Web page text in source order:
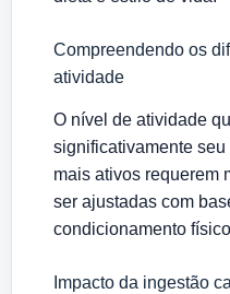
Compreendendo os
atividade
O nível de atividade
significativamente
mais ativos requerem
ser ajustadas com
condicionamento
Impacto da ingestão